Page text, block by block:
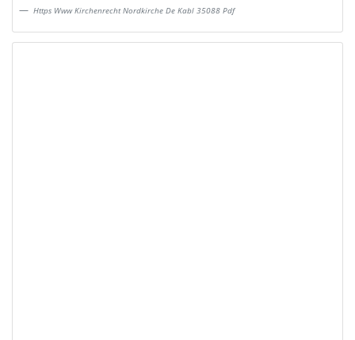
Https Www Kirchenrecht Nordkirche De Kabl 35088 Pdf